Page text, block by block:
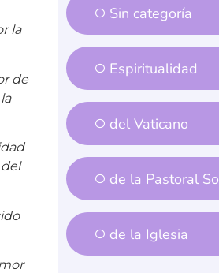
la
de
Sin categoría
Espiritualidad
del Vaticano
de la Pastoral
de la Iglesia